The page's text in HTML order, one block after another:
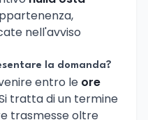
nell'avviso
la domanda?
entro le ore
tratta di un termine
trasmesse oltre